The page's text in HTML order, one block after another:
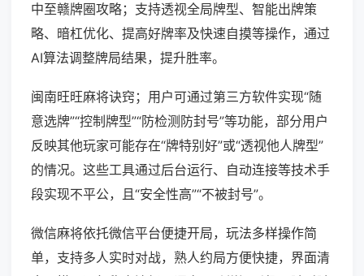
中至赣牌圈攻略；支持透视全局牌型、智能出牌策
略、暗杠优化、提高好牌率及快速自摸等操作，通过
AI算法调整牌局结果，提升胜率。
闽南旺旺麻将诀窍；用户可通过第三方软件实现“随
意选牌”“控制牌型”“防检测防封号”等功能，部分用户
反映其他玩家可能存在“牌特别好”或“透视他人牌型”
的情况。这些工具通过后台运行、自动连接等技术手
段实现不平公，且“安全性高”“不被封号”。
微信麻将依托微信平台便捷开局，玩法多样操作简
单，支持多人实时对战，熟人约局方便快捷，界面清